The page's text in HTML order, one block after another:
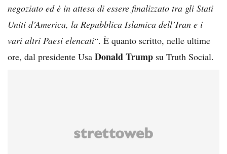
negoziato ed è in attesa di essere finalizzato tra gli Stati
Uniti d’America, la Repubblica Islamica dell’Iran e i
vari altri Paesi elencati“. È quanto scritto, nelle ultime
ore, dal presidente Usa Donald Trump su Truth Social.